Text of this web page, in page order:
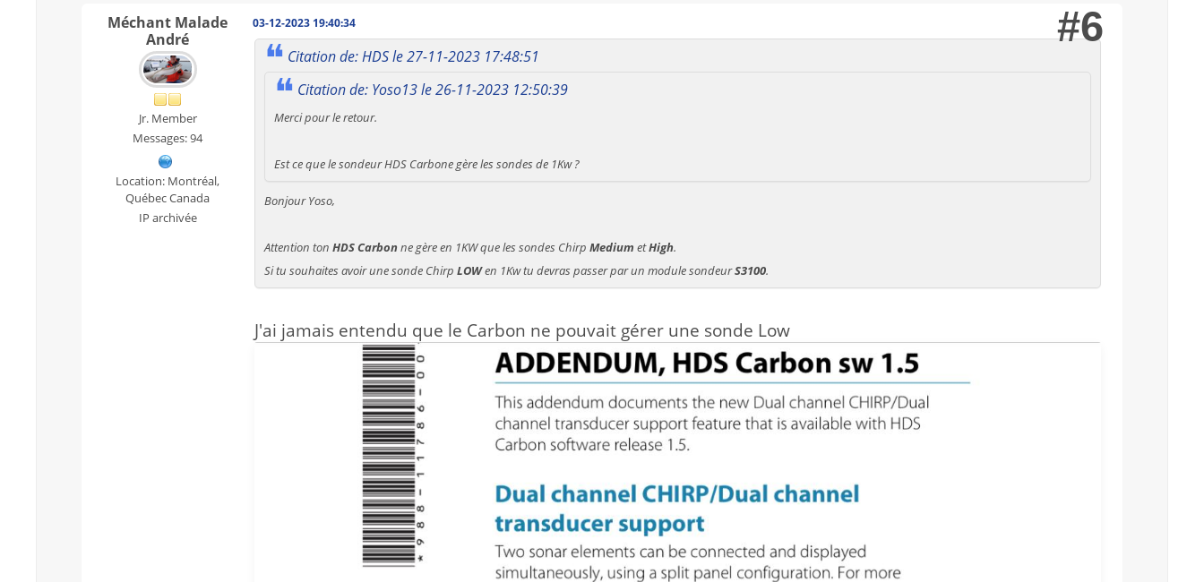
Méchant Malade
André
Jr. Member
Messages: 94
Location: Montréal,
Québec Canada
IP archivée
03-12-2023 19:40:34 #6
Citation de: HDS le 27-11-2023 17:48:51
Citation de: Yoso13 le 26-11-2023 12:50:39
Merci pour le retour.
Est ce que le sondeur HDS Carbone gère les sondes de 1Kw ?
Bonjour Yoso,
Attention ton HDS Carbon ne gère en 1KW que les sondes Chirp Medium etHigh.
Si tu souhaites avoir une sonde Chirp LOWen 1Kw tu devras passer par un module sondeurS3100.
J'ai jamais entendu que le Carbon ne pouvait gérer une sonde Low